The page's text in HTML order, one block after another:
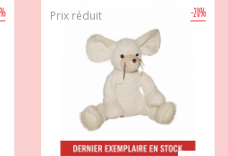
-20%
Prix réduit